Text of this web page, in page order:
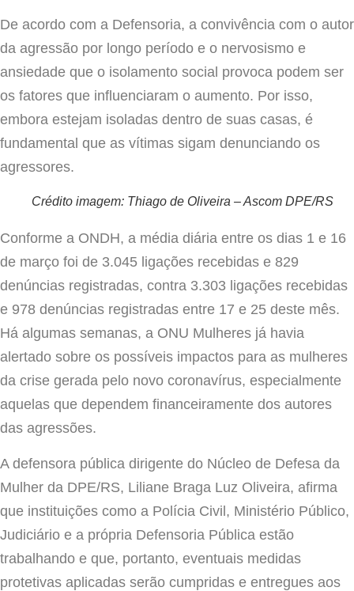
De acordo com a Defensoria, a convivência com o autor
da agressão por longo período e o nervosismo e
ansiedade que o isolamento social provoca podem ser
os fatores que influenciaram o aumento. Por isso,
embora estejam isoladas dentro de suas casas, é
fundamental que as vítimas sigam denunciando os
agressores.
Crédito imagem: Thiago de Oliveira – Ascom DPE/RS
Conforme a ONDH, a média diária entre os dias 1 e 16
de março foi de 3.045 ligações recebidas e 829
denúncias registradas, contra 3.303 ligações recebidas
e 978 denúncias registradas entre 17 e 25 deste mês.
Há algumas semanas, a ONU Mulheres já havia
alertado sobre os possíveis impactos para as mulheres
da crise gerada pelo novo coronavírus, especialmente
aquelas que dependem financeiramente dos autores
das agressões.
A defensora pública dirigente do Núcleo de Defesa da
Mulher da DPE/RS, Liliane Braga Luz Oliveira, afirma
que instituições como a Polícia Civil, Ministério Público,
Judiciário e a própria Defensoria Pública estão
trabalhando e que, portanto, eventuais medidas
protetivas aplicadas serão cumpridas e entregues aos